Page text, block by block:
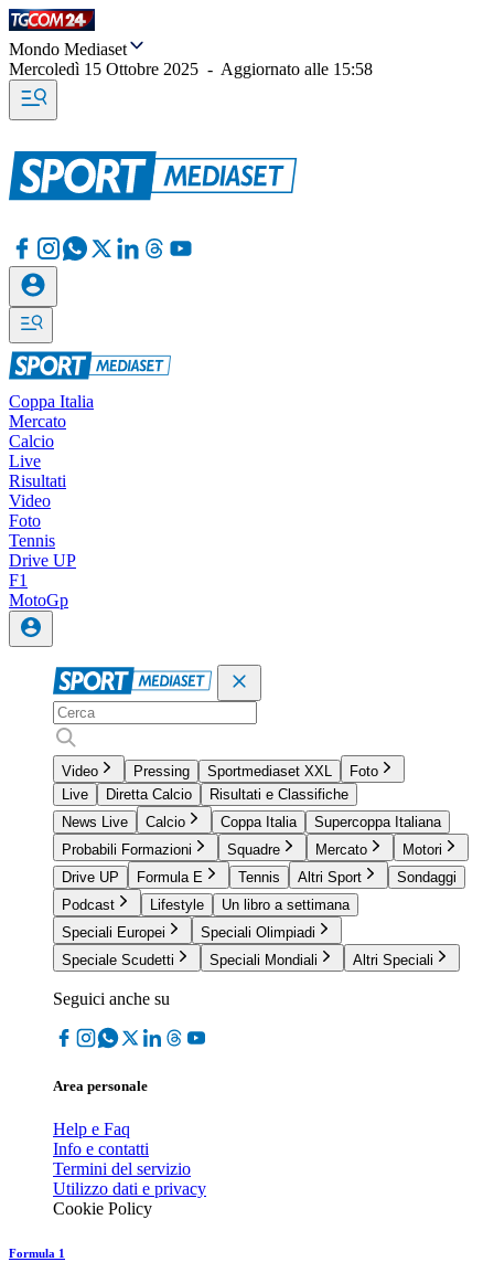
Mondo Mediaset
Mercoledì 15 Ottobre 2025 - Aggiornato alle 15:58
Coppa Italia
Mercato
Calcio
Live
Risultati
Video
Foto
Tennis
Drive UP
F1
MotoGp
Video Pressing Sportmediaset XXL
Foto
Live
Diretta Calcio
Risultati e Classifiche
News Live
Calcio Coppa Italia
Supercoppa Italiana
Probabili Formazioni
Squadre Mercato
Motori
Drive UP
Formula E Tennis Altri Sport
Sondaggi
Podcast
Lifestyle
Un libro a settimana
Speciali Europei
Speciali Olimpiadi
Speciale Scudetti
Speciali Mondiali Altri Speciali
Seguici anche su
Area personale
Help e Faq
Info e contatti
Termini del servizio
Utilizzo dati e privacy
Cookie Policy
Formula 1